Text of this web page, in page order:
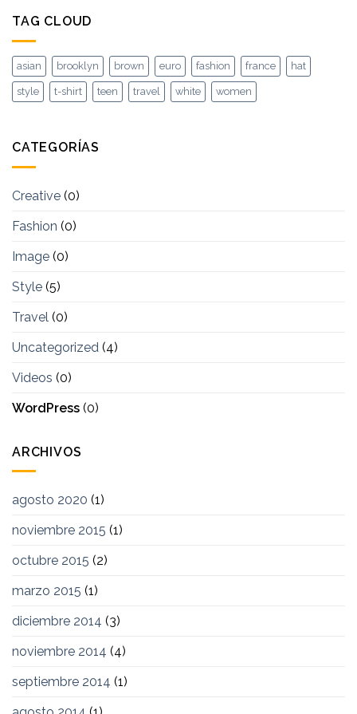
TAG CLOUD
asian brooklyn brown euro fashion france hat
style t-shirt teen travel white women
CATEGORÍAS
Creative (0)
Fashion (0)
Image (0)
Style (5)
Travel (0)
Uncategorized (4)
Videos (0)
WordPress (0)
ARCHIVOS
agosto 2020 (1)
noviembre 2015 (1)
octubre 2015 (2)
marzo 2015 (1)
diciembre 2014 (3)
noviembre 2014 (4)
septiembre 2014 (1)